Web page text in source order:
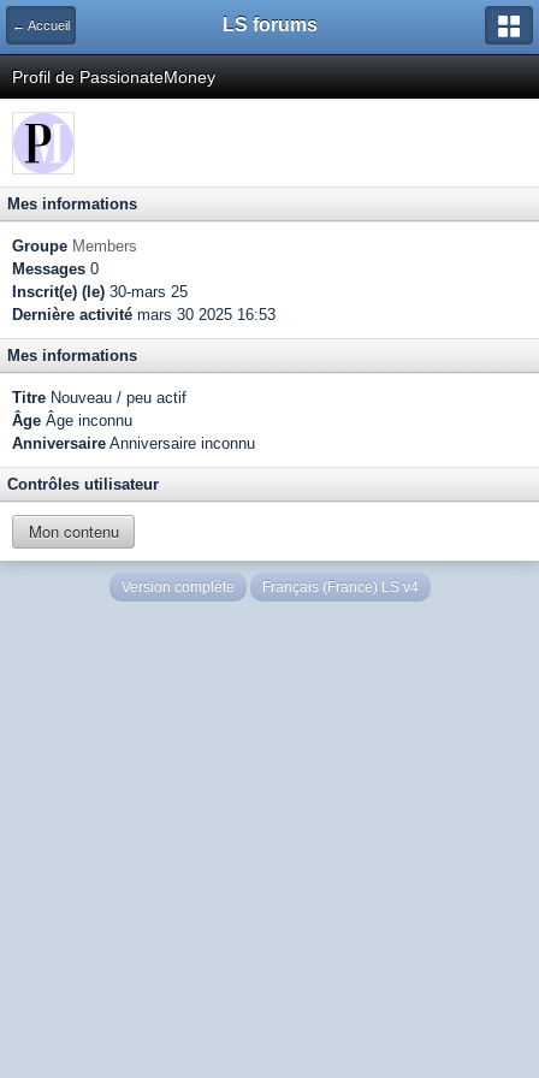
← Accueil LS forums
Profil de PassionateMoney
Mes informations
Groupe Members
Messages 0
Inscrit(e) (le) 30-mars 25
Dernière activité mars 30 2025 16:53
Mes informations
Titre Nouveau / peu actif
Âge Âge inconnu
Anniversaire Anniversaire inconnu
Contrôles utilisateur
Mon contenu
Version complète Français (France) LS v4